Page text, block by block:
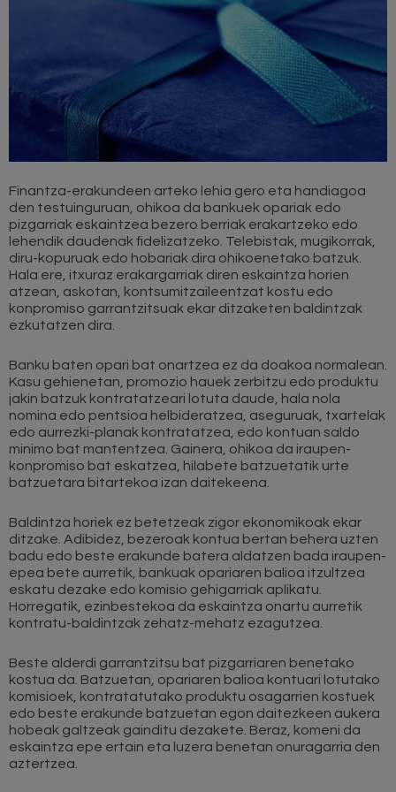
Finantza-erakundeen arteko lehia gero eta handiagoa
den testuinguruan, ohikoa da bankuek opariak edo
pizgarriak eskaintzea bezero berriak erakartzeko edo
lehendik daudenak fidelizatzeko. Telebistak, mugikorrak,
diru-kopuruak edo hobariak dira ohikoenetako batzuk.
Hala ere, itxuraz erakargarriak diren eskaintza horien
atzean, askotan, kontsumitzaileentzat kostu edo
konpromiso garrantzitsuak ekar ditzaketen baldintzak
ezkutatzen dira.
Banku baten opari bat onartzea ez da doakoa normalean.
Kasu gehienetan, promozio hauek zerbitzu edo produktu
jakin batzuk kontratatzeari lotuta daude, hala nola
nomina edo pentsioa helbideratzea, aseguruak, txartelak
edo aurrezki-planak kontratatzea, edo kontuan saldo
minimo bat mantentzea. Gainera, ohikoa da iraupen-
konpromiso bat eskatzea, hilabete batzuetatik urte
batzuetara bitartekoa izan daitekeena.
Baldintza horiek ez betetzeak zigor ekonomikoak ekar
ditzake. Adibidez, bezeroak kontua bertan behera uzten
badu edo beste erakunde batera aldatzen bada iraupen-
epea bete aurretik, bankuak opariaren balioa itzultzea
eskatu dezake edo komisio gehigarriak aplikatu.
Horregatik, ezinbestekoa da eskaintza onartu aurretik
kontratu-baldintzak zehatz-mehatz ezagutzea.
Beste alderdi garrantzitsu bat pizgarriaren benetako
kostua da. Batzuetan, opariaren balioa kontuari lotutako
komisioek, kontratatutako produktu osagarrien kostuek
edo beste erakunde batzuetan egon daitezkeen aukera
hobeak galtzeak gainditu dezakete. Beraz, komeni da
eskaintza epe ertain eta luzera benetan onuragarria den
aztertzea.